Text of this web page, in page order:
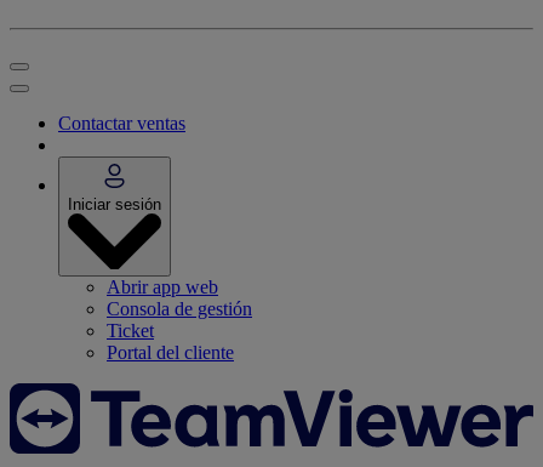
Contactar ventas
Iniciar sesión
Abrir app web
Consola de gestión
Ticket
Portal del cliente